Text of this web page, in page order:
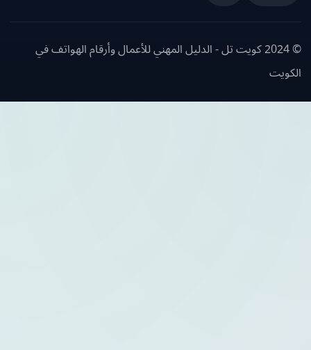
© 2024 كويت تل - الدليل المهني للأعمال وأرقام الهواتف في